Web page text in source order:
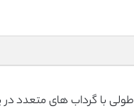
با گرداب های متعدد در